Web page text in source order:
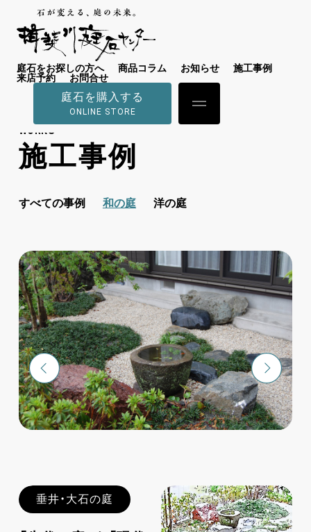
庭石をお探しの方へ 商品コラム お知らせ
施工事例
来店予約
お問合せ
庭石を購入する
ONLINE STORE
WORKS
施工事例
すべての事例 和の庭 洋の庭
垂井・大石の庭